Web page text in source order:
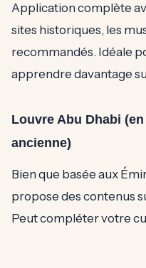
Application complète
sites historiques, les
recommandés. Idéale
apprendre davantage
Louvre Abu Dhabi
ancienne)
Bien que basée aux
propose des contenus
Peut compléter votre